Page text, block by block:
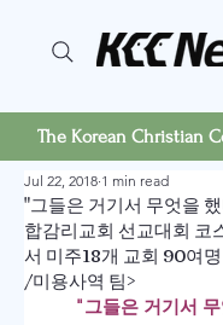
The Korean Christian
"그들은 거기서 무엇을
합감리교회 선교대회 코
서 미주18개 교회 90여
/미용사역 팀>
Jul 22, 2018 1 min read
"그들은 거기서